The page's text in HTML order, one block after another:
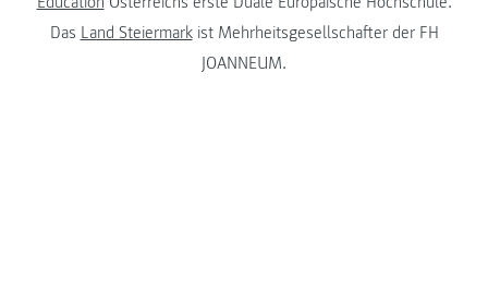
Das Land Steiermarkist Mehrheitsgesellschafter der FH
JOANNEUM.